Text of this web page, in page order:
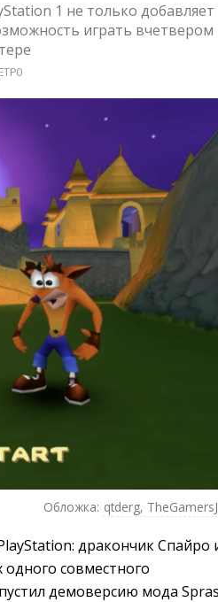
1 не только добавляет
играть вчетвером
Обложка: qtderg,
дракончик Спайро
совместного
демоверсию мода